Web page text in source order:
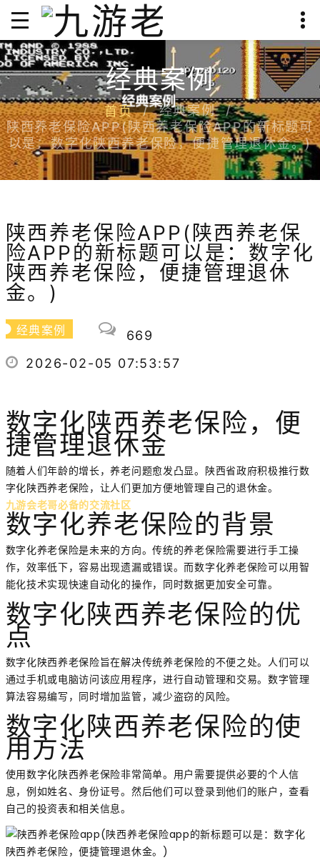
经典案例
首页
经典案例
陕西养老保险APP(陕西养老保险APP的新标题可
以是：数字化陕西养老保险，便捷管理退休金。)
陕西养老保险APP(陕西养老保
险APP的新标题可以是：数字化
陕西养老保险，便捷管理退休
金。)
经典案例
669
2026-02-05 07:53:57
数字化陕西养老保险，便
捷管理退休金
随着人们年龄的增长，养老问题愈发凸显。陕西省政府积极推行数
字化陕西养老保险，让人们更加方便地管理自己的退休金。
九游会老哥必备的交流社区
数字化养老保险的背景
数字化养老保险是未来的方向。传统的养老保险需要进行手工操
作，效率低下，容易出现遗漏或错误。而数字化养老保险可以用智
能化技术实现快速自动化的操作，同时数据更加安全可靠。
数字化陕西养老保险的优
点
数字化陕西养老保险旨在解决传统养老保险的不便之处。人们可以
通过手机或电脑访问该应用程序，进行自动管理和交易。数字管理
算法容易编写，同时增加监管，减少盗窃的风险。
数字化陕西养老保险的使
用方法
使用数字化陕西养老保险非常简单。用户需要提供必要的个人信
息，例如姓名、身份证号。然后他们可以登录到他们的账户，查看
自己的投资表和相关信息。